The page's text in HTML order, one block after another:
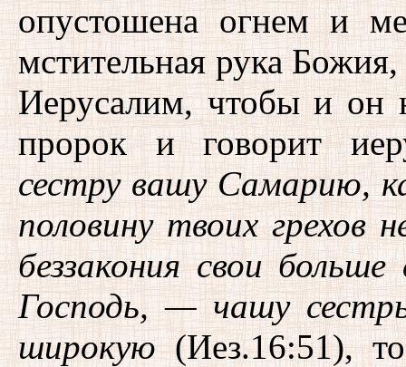
опустошена огнем и
мстительная рука
Иерусалим, чтобы и он
пророк и говорит
сестру вашу Самарию,
половину твоих
беззакония свои
Господь, — чашу
широкую(Иез.16:51),